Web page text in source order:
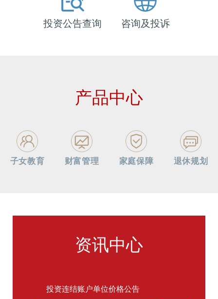
投资公告查询 咨询及投诉
产品中心
子女教育 财富管理 家庭保障 退休规划
资讯中心
投资连结账户单位价格公告